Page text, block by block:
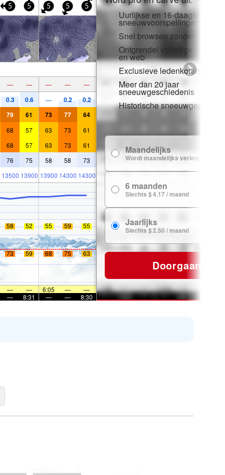
5 5 5 5 5
— — — — —
0.3 0.6 — 0.2 0.2
79 61 73 77 64
68 57 63 73 61
68 57 63 73 61
76 75 58 58 73
13500 13900 13900 14300 14300
58 52 55 59 55
73 59 68 75 63
— — 6:05 —
—
— 8:31 — — 8:30
Uurlijkse en 16-daagse
sneeuwvoorspellingen
Snel browsen zonder
Ontgrendel volledige
en web
Exclusieve ledenkortingen
Meer dan 20 jaar
sneeuwgeschiedenis
Historische sneeuwgegevens
Maandelijks
Wordt maandelijks verlengd
6 maanden
Slechts $ 4.17 / maand
Jaarlijks
Slechts $ 2.50 / maand
Doorgaan